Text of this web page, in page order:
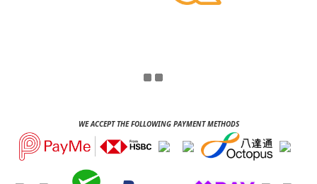
WE ACCEPT THE FOLLOWING PAYMENT METHODS